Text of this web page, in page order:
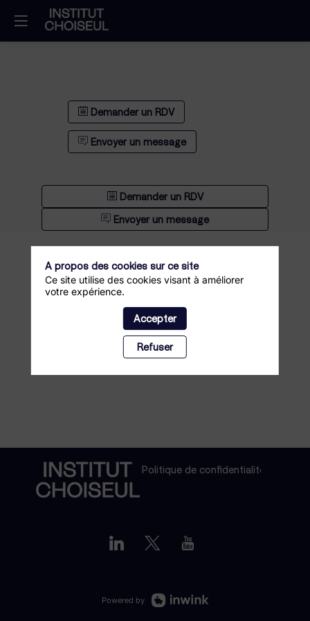
Demander un RDV
Envoyer un message
Demander un RDV
Envoyer un message
Politique de confidentialité
Powered by
A propos des cookies sur ce site
Ce site utilise des cookies visant à améliorer
votre expérience.
Accepter
Refuser